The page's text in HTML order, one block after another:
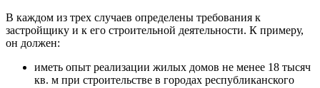
В каждом из трех случаев определены требования к
застройщику и к его строительной деятельности. К примеру,
он должен:
иметь опыт реализации жилых домов не менее 18 тысяч
кв. м при строительстве в городах республиканского